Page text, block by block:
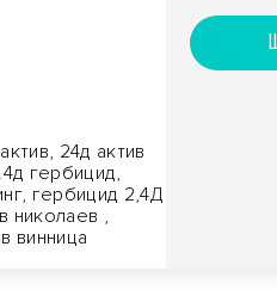
24д актив
гербицид,
гербицид 2,4Д
николаев ,
винница